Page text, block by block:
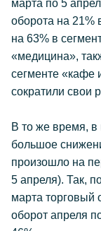
марта по 5
оборота на 21%
на 63% в
«медицина»,
сегменте «кафе
сократили свои
В то же время, в
большое
произошло на
5 апреля). Так,
марта торговый
оборот апреля